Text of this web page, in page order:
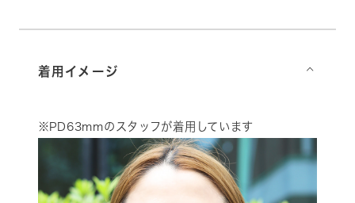
着用イメージ ⌵
※PD63mmのスタッフが着用しています